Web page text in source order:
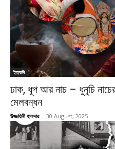
ইত্যাদি
ঢাক, ধূপ আর নাচ – ধুনুচি
মেলবন্ধন
উজ্জয়িনী হালদার - 30 August, 2025